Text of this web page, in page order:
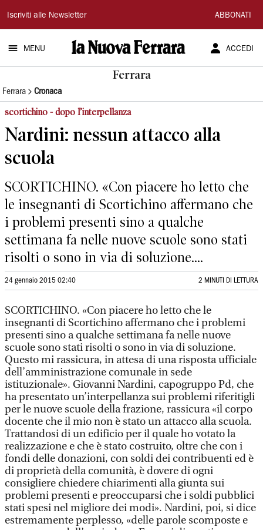
La
Nuova
Ferrara
Iscriviti alle Newsletter ABBONATI
MENU ACCEDI
Ferrara
Ferrara Cronaca
scortichino - dopo l’interpellanza
Nardini: nessun attacco alla
scuola
SCORTICHINO. «Con piacere ho letto che
le insegnanti di Scortichino affermano che
i problemi presenti sino a qualche
settimana fa nelle nuove scuole sono stati
risolti o sono in via di soluzione....
24 gennaio 2015 02:40 2 MINUTI DI LETTURA
SCORTICHINO. «Con piacere ho letto che le
insegnanti di Scortichino affermano che i problemi
presenti sino a qualche settimana fa nelle nuove
scuole sono stati risolti o sono in via di soluzione.
Questo mi rassicura, in attesa di una risposta ufficiale
dell’amministrazione comunale in sede
istituzionale». Giovanni Nardini, capogruppo Pd, che
ha presentato un’interpellanza sui problemi riferitigli
per le nuove scuole della frazione, rassicura «il corpo
docente che il mio non è stato un attacco alla scuola.
Trattandosi di un edificio per il quale ho votato la
realizzazione e che è stato costruito, oltre che con i
fondi delle donazioni, con soldi dei contribuenti ed è
di proprietà della comunità, è dovere di ogni
consigliere chiedere chiarimenti alla giunta sui
problemi presenti e preoccuparsi che i soldi pubblici
stati spesi nel migliore dei modi». Nardini, poi, si dice
estremamente perplesso, «delle parole scomposte e